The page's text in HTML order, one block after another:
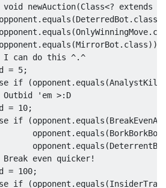
try {
next
= enemy.nextBid(
catch (Throwable t) {
tryoutScore
= 100;
break ;
if (next < bid2 + 5 ) {
if
tryoutScore
}
break;
}
if
next > 10000
tryoutScore
break;
void newAuction(Class<? extends
opponent . equals (DeterredBot . class
. equals (OnlyWinningMove.
. equals (MirrorBot . class))
can do this ^.^
= 5;
if (opponent . equals (
'em >:D
= 10;
if (opponent . equals (
opponent
. equals (BorkBorkBot
opponent
. equals (
even quicker!
= 100;
if (opponent . equals (